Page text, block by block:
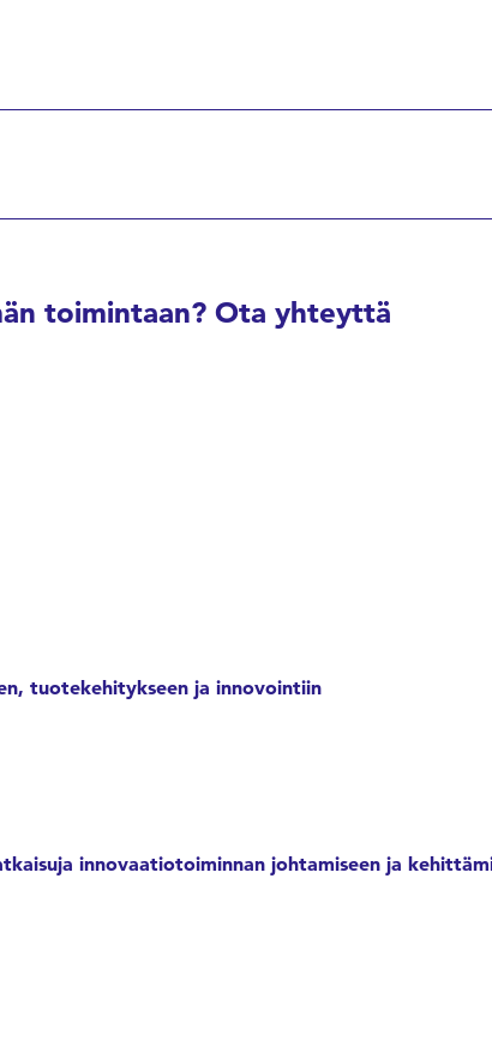
toimintaan? Ota yhteyttä
tuotekehitykseen ja innovointiin
innovaatiotoiminnan johtamiseen ja